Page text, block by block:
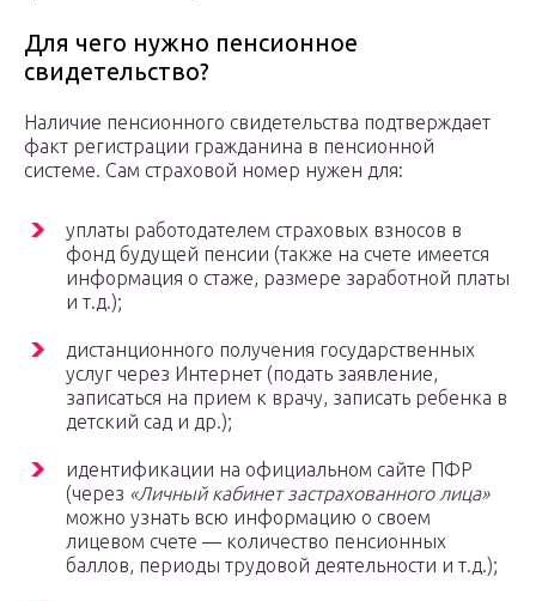
Для чего нужно пенсионное
свидетельство?
Наличие пенсионного свидетельства подтверждает
факт регистрации гражданина в пенсионной
системе. Сам страховой номер нужен для:
уплаты работодателем страховых взносов в
фонд будущей пенсии (также на счете имеется
информация о стаже, размере заработной платы
и т.д.);
дистанционного получения государственных
услуг через Интернет (подать заявление,
записаться на прием к врачу, записать ребенка в
детский сад и др.);
идентификации на официальном сайте ПФР
(через «Личный кабинет застрахованного лица»
можно узнать всю информацию о своем
лицевом счете — количество пенсионных
баллов, периоды трудовой деятельности и т.д.);